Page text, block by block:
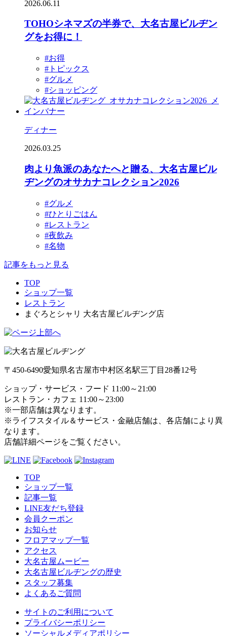
2026.06.11
TOHOシネマズの半券で、大名古屋ビルヂン
グをお得に！
#お得
#トピックス
#グルメ
#ショッピング
ディナー
2026.03.25
肉より魚派のあなたへと贈る、大名古屋ビル
ヂングのオサカナコレクション2026
#グルメ
#ひとりごはん
#レストラン
#夜飲み
#名物
記事をもっと見る
TOP
ショップ一覧
レストラン
まぐろとシャリ 大名古屋ビルヂング店
〒450-6490愛知県名古屋市中村区名駅三丁目28番12号
ショップ・サービス・フード 11:00～21:00
レストラン・カフェ 11:00～23:00
※一部店舗は異なります。
※ライフスタイル＆サービス・金融店舗は、各店舗により異
なります。
店舗詳細ページをご覧ください。
TOP
ショップ一覧
記事一覧
LINE友だち登録
会員クーポン
お知らせ
フロアマップ一覧
アクセス
大名古屋ムービー
大名古屋ビルヂングの歴史
スタッフ募集
よくあるご質問
サイトのご利用について
プライバシーポリシー
ソーシャルメディアポリシー